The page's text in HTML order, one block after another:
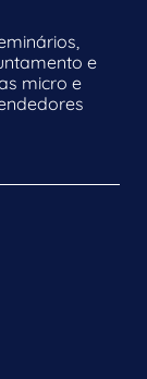
e
micro e